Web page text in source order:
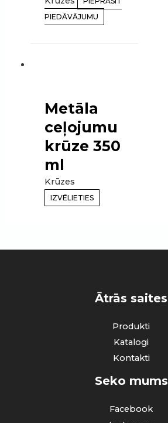
PIEDĀVĀJUMU
Metāla
ceļojumu
krūze 350
ml
Krūzes
IZVĒLIETIES
Ātrās saites
Produkti
Katalogi
Kontakti
Seko mums
Facebook